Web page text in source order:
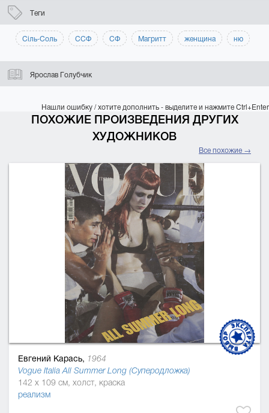
Теги
Сіль-Соль ССФ СФ Магритт женщина ню
Ярослав Голубчик
Нашли ошибку / хотите дополнить - выделите и нажмите Ctrl+Enter
ПОХОЖИЕ ПРОИЗВЕДЕНИЯ ДРУГИХ
ХУДОЖНИКОВ
Все похожие →
Евгений Карась, 1964
Vogue Italia All Summer Long (Суперодложка)
142 x 109 см, холст, краска
реализм